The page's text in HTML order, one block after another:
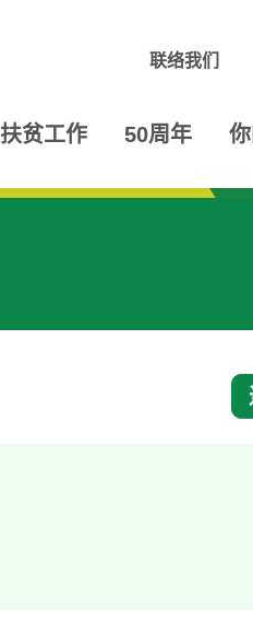
联络我们
扶贫工作 50周年